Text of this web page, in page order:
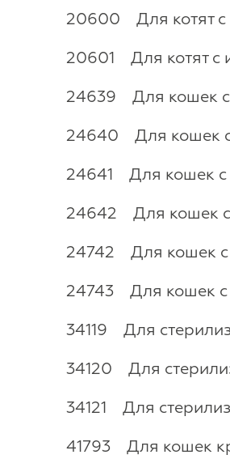
20600 Для котят с
20601 Для котят с
24639 Для кошек с
24640 Для кошек с
24641 Для кошек с
24642 Для кошек с
24742 Для кошек с
24743 Для кошек с
34119 Для
34120 Для
34121 Для
41793 Для кошек